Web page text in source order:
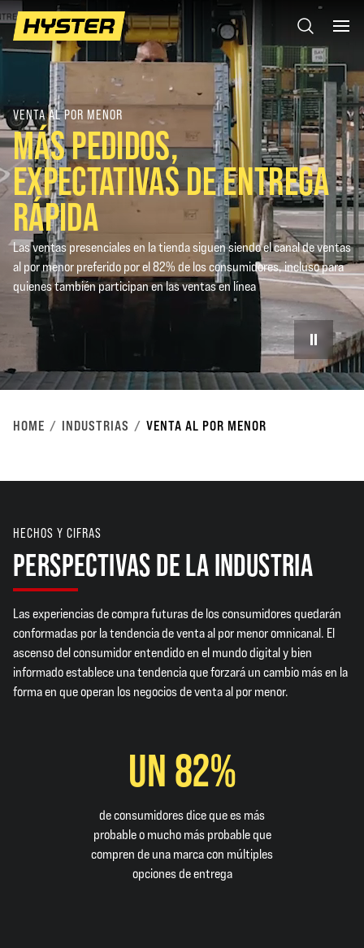
VENTA AL POR MENOR
MÁS PEDIDOS,
EXPECTATIVAS DE ENTREGA
RÁPIDA
Las ventas presenciales en la tienda siguen siendo el canal de ventas
al por menor preferido por el 82% de los consumidores, incluso para
quienes también participan en las ventas en línea
HOME INDUSTRIAS VENTA AL POR MENOR
HECHOS Y CIFRAS
PERSPECTIVAS DE LA INDUSTRIA
Las experiencias de compra futuras de los consumidores quedarán
conformadas por la tendencia de venta al por menor omnicanal. El
ascenso del consumidor entendido en el mundo digital y bien
informado establece una tendencia que forzará un cambio más en la
forma en que operan los negocios de venta al por menor.
UN 82%
de consumidores dice que es más
probable o mucho más probable que
compren de una marca con múltiples
opciones de entrega